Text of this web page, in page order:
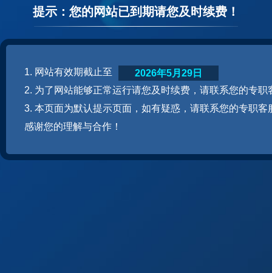
提示：您的网站已到期请您及时续费！
1. 网站有效期截止至
2. 为了网站能够正常运行请您及时续费，请联系您的专职
3. 本页面为默认提示页面，如有疑惑，请联系您的专职客
感谢您的理解与合作！
2026年5月29日